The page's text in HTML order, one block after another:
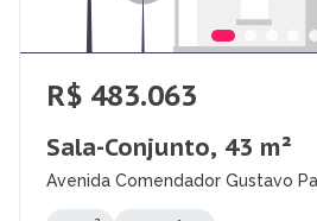
R$ 483.063
Sala-Conjunto, 43 m²
Avenida Comendador Gustavo